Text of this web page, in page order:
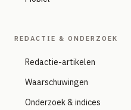
REDACTIE & ONDERZOEK
Redactie-artikelen
Waarschuwingen
Onderzoek & indices